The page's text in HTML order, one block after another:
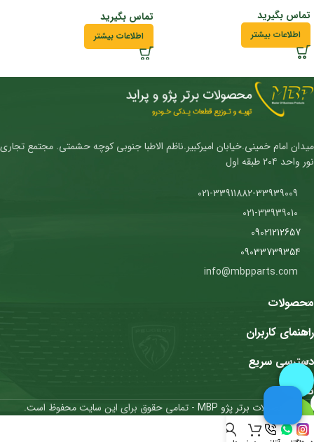
تماس بگیرید
اطلاعات بیشتر
تماس بگیرید
اطلاعات بیشتر
میدان امام خمینی.خیابان امیرکبیر.ناظم الاطبا جنوبی کوچه حشمتی. مجتمع تجاری
نور واحد ۲۰۴ طبقه اول
09021212657
09033739354
محصولات
راهنمای کاربران
دسترسی سریع
نمادها
محصولات برتر پژو MBP - تمامی حقوق برای این سایت محفوظ است.